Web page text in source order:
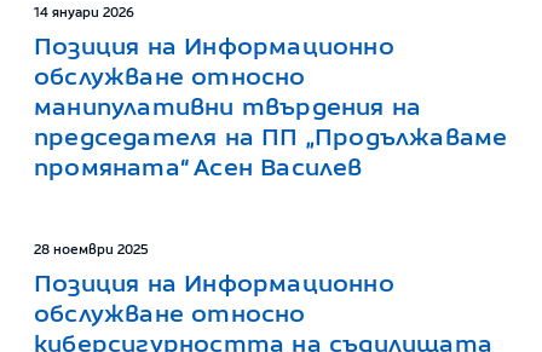
14 януари 2026
Позиция на Информационно
обслужване относно
манипулативни твърдения на
председателя на ПП „Продължаваме
промяната“ Асен Василев
28 ноември 2025
Позиция на Информационно
обслужване относно
киберсигурността на съдилищата